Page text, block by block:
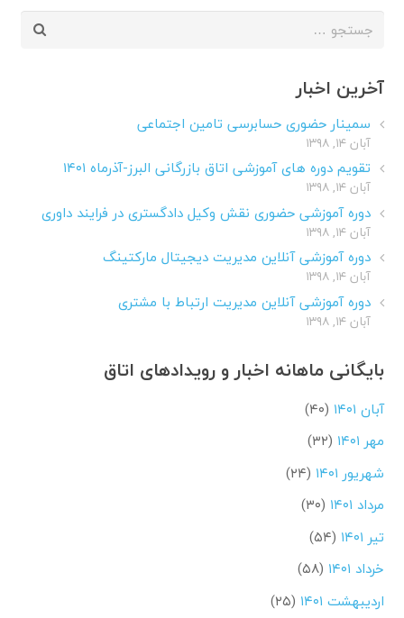
جستجو
آخرین اخبار
سمینار حضوری حسابرسی تامین اجتماعی
آبان ۱۴, ۱۳۹۸
تقویم دوره های آموزشی اتاق بازرگانی البرز-آذرماه ۱۴۰۱
آبان ۱۴, ۱۳۹۸
دوره آموزشی حضوری نقش وکیل دادگستری در فرایند داوری
آبان ۱۴, ۱۳۹۸
دوره آموزشی آنلاین مدیریت دیجیتال مارکتینگ
آبان ۱۴, ۱۳۹۸
دوره آموزشی آنلاین مدیریت ارتباط با مشتری
آبان ۱۴, ۱۳۹۸
بایگانی ماهانه اخبار و رویدادهای اتاق
آبان ۱۴۰۱
(۴۰)
مهر ۱۴۰۱
(۳۲)
شهریور ۱۴۰۱
(۲۴)
مرداد ۱۴۰۱
(۳۰)
تیر ۱۴۰۱
(۵۴)
خرداد ۱۴۰۱
(۵۸)
اردیبهشت ۱۴۰۱
(۲۵)